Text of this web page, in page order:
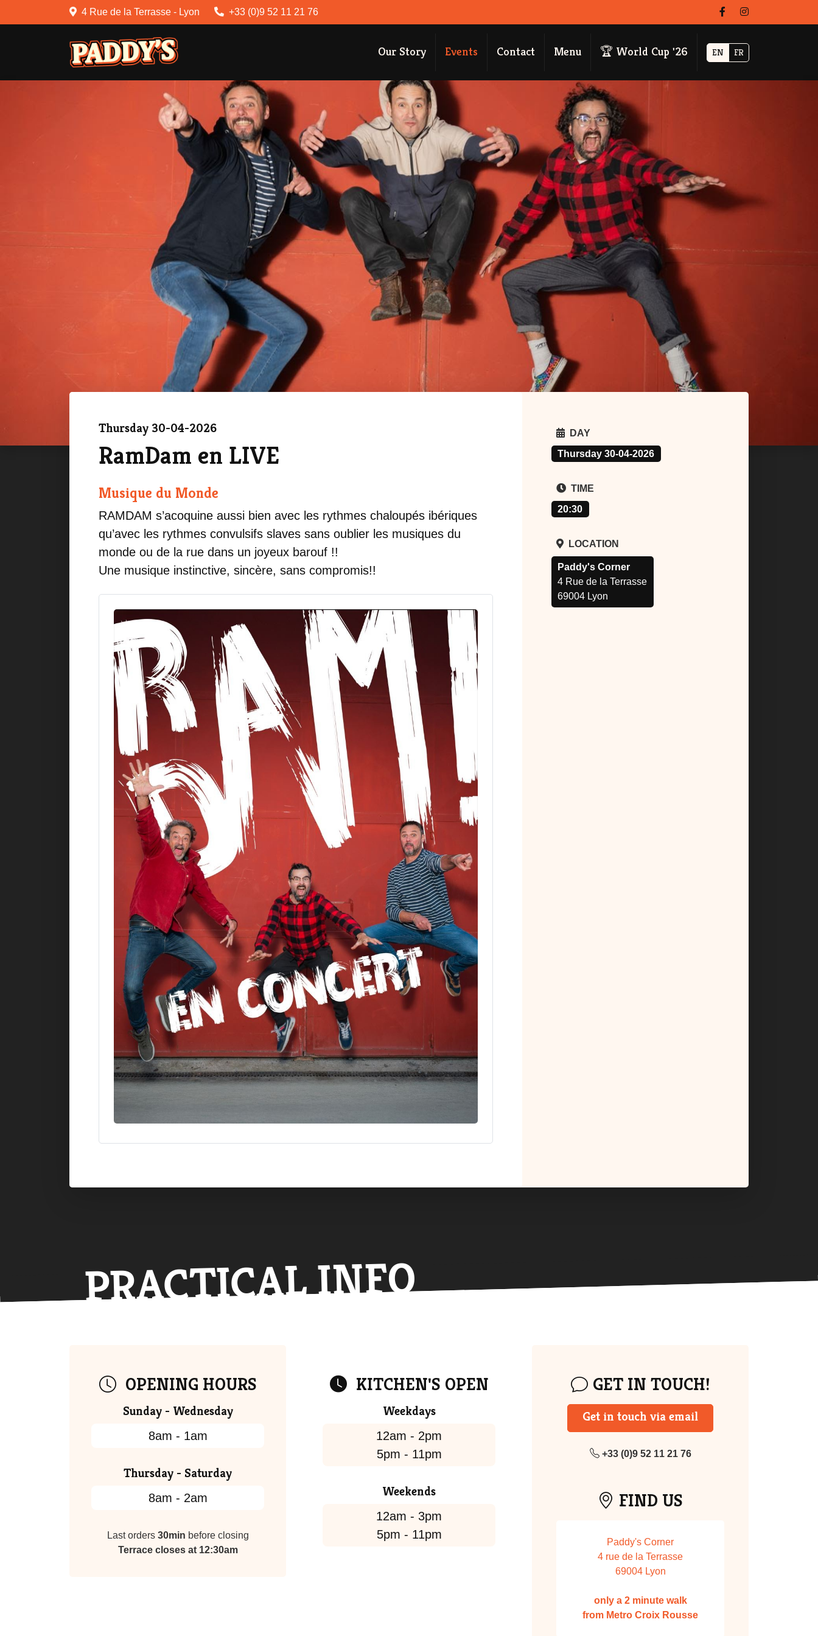
4 Rue de la Terrasse - Lyon +33 (0)9 52 11 21 76
Our Story Events Contact Menu 🏆 World Cup '26 EN FR
Thursday 30-04-2026
RamDam en LIVE
Musique du Monde
RAMDAM s’acoquine aussi bien avec les rythmes chaloupés ibériques
qu’avec les rythmes convulsifs slaves sans oublier les musiques du
monde ou de la rue dans un joyeux barouf !!
Une musique instinctive, sincère, sans compromis!!
DAY
Thursday 30-04-2026
TIME
20:30
LOCATION
Paddy's Corner
4 Rue de la Terrasse
69004 Lyon
PRACTICAL INFO
OPENING HOURS
Sunday - Wednesday
8am - 1am
Thursday - Saturday
8am - 2am
Last orders 30min before closing
Terrace closes at 12:30am
KITCHEN'S OPEN
Weekdays
12am - 2pm
5pm - 11pm
Weekends
12am - 3pm
5pm - 11pm
GET IN TOUCH!
Get in touch via email
+33 (0)9 52 11 21 76
FIND US
Paddy's Corner
4 rue de la Terrasse
69004 Lyon
only a 2 minute walk
from Metro Croix Rousse